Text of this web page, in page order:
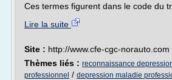
Ces termes figurent dans le code du
Lire la suite
Site : http://www.cfe-cgc-norauto.com
Thèmes liés : reconnaissance
professionnel / depression maladie